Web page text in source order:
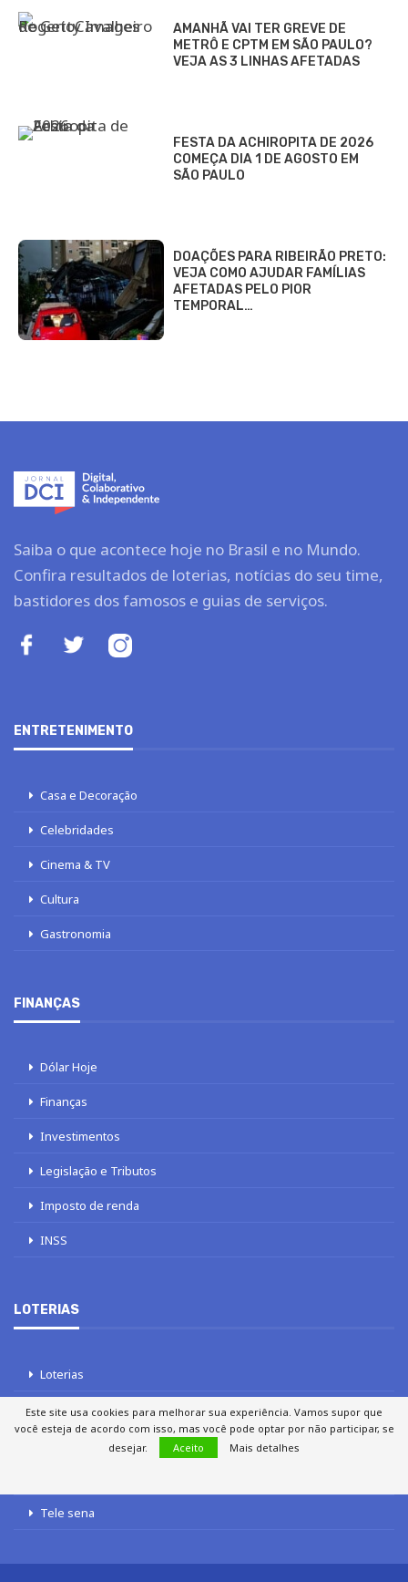
AMANHÃ VAI TER GREVE DE
METRÔ E CPTM EM SÃO PAULO?
VEJA AS 3 LINHAS AFETADAS
FESTA DA ACHIROPITA DE 2026
COMEÇA DIA 1 DE AGOSTO EM
SÃO PAULO
DOAÇÕES PARA RIBEIRÃO PRETO:
VEJA COMO AJUDAR FAMÍLIAS
AFETADAS PELO PIOR
TEMPORAL…
Saiba o que acontece hoje no Brasil e no Mundo.
Confira resultados de loterias, notícias do seu time,
bastidores dos famosos e guias de serviços.
ENTRETENIMENTO
Casa e Decoração
Celebridades
Cinema & TV
Cultura
Gastronomia
FINANÇAS
Dólar Hoje
Finanças
Investimentos
Legislação e Tributos
Imposto de renda
INSS
LOTERIAS
Loterias
Quina
Tele sena
Este site usa cookies para melhorar sua experiência. Vamos supor que
você esteja de acordo com isso, mas você pode optar por não participar, se
desejar.
Aceito Mais detalhes